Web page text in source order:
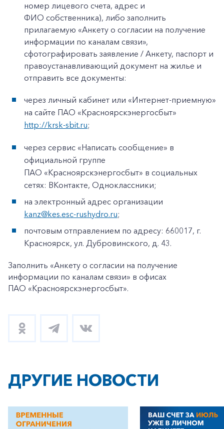
номер лицевого счета, адрес и
ФИО собственника), либо заполнить
прилагаемую «Анкету о согласии на получение
информации по каналам связи»,
сфотографировать заявление / Анкету, паспорт и
правоустанавливающий документ на жилье и
отправить все документы:
через личный кабинет или «Интернет-приемную»
на сайте ПАО «Красноярскэнергосбыт»
http://krsk-sbit.ru;
через сервис «Написать сообщение» в
официальной группе
ПАО «Красноярскэнергосбыт» в социальных
сетях: ВКонтакте, Одноклассники;
на электронный адрес организации
kanz@kes.esc-rushydro.ru;
почтовым отправлением по адресу: 660017, г.
Красноярск, ул. Дубровинского, д. 43.
Заполнить «Анкету о согласии на получение
информации по каналам связи» в офисах
ПАО «Красноярскэнергосбыт».
ДРУГИЕ НОВОСТИ